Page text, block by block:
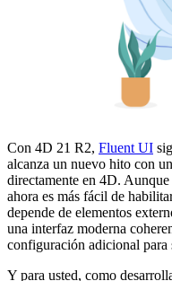
Con 4D 21 R2, Fluent UI
alcanza un nuevo hito con
directamente en 4D.
ahora es más fácil de
depende de elementos
una interfaz moderna
configuración adicional para
Y para usted, como